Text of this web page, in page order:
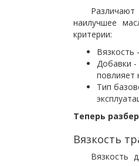
наилучшее
критерии:
Вязкость
Добавки -
повлияет
Тип
Теперь
Вязкость
Вязкость